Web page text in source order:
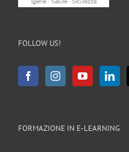
FOLLOW US!
FORMAZIONE IN E-LEARNING